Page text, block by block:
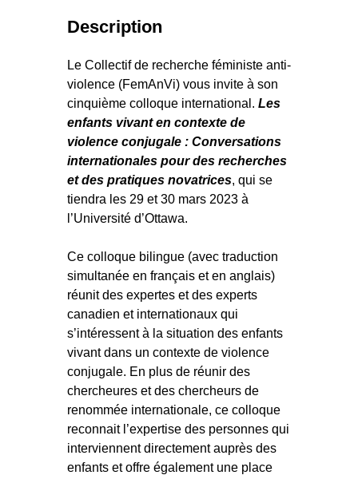
Description
Le Collectif de recherche féministe anti-
violence (FemAnVi) vous invite à son
cinquième colloque international. Les
enfants vivant en contexte de
violence conjugale : Conversations
internationales pour des recherches
et des pratiques novatrices, qui se
tiendra les 29 et 30 mars 2023 à
l’Université d’Ottawa.
Ce colloque bilingue (avec traduction
simultanée en français et en anglais)
réunit des expertes et des experts
canadien et internationaux qui
s’intéressent à la situation des enfants
vivant dans un contexte de violence
conjugale. En plus de réunir des
chercheures et des chercheurs de
renommée internationale, ce colloque
reconnait l’expertise des personnes qui
interviennent directement auprès des
enfants et offre également une place